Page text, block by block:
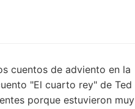
cuentos de adviento en la
"El cuarto rey" de Ted
porque estuvieron muy